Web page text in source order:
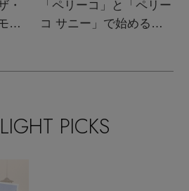
・
ダ
「ペリーコ」と「ペリー
コ サニー」で始める秋
PICKS